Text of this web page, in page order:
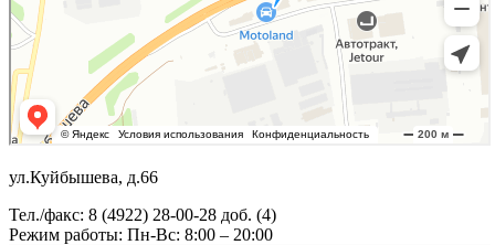
ул.Куйбышева, д.66
Тел./факс: 8 (4922) 28-00-28 доб. (4)
Режим работы: Пн-Вс: 8:00 – 20:00